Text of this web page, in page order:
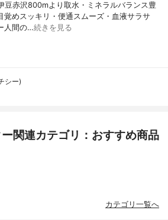
豆赤沢800mより取水・ミネラルバランス豊
覚めスッキリ・便通スムーズ・血液サラサ
人間の…続きを見る
シー)
関連カテゴリ：おすすめ商品
カテゴリ一覧へ